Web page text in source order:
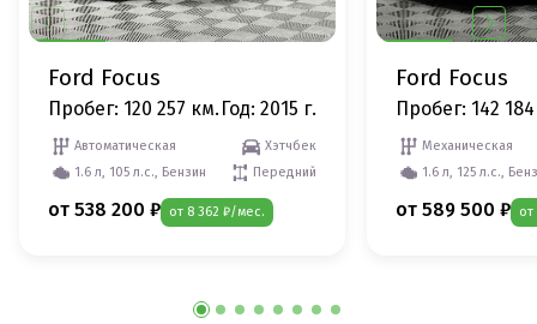
Ford Focus
Пробег: 120 257 км. Год: 2015 г.
Автоматическая
Хэтчбек
1.6 л, 105 л.с., Бензин
Передний
от 538 200 ₽ от 8 362 ₽/мес.
Ford Focus
Пробег: 142
Механическая
1.6 л, 125 л.с.,
от 589 500 ₽